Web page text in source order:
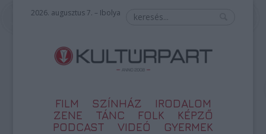
2026. augusztus 7. – Ibolya
FILM SZÍNHÁZ
IRODALOM
ZENE
TÁNC FOLK
KÉPZŐ
PODCAST
VIDEÓ GYERMEK